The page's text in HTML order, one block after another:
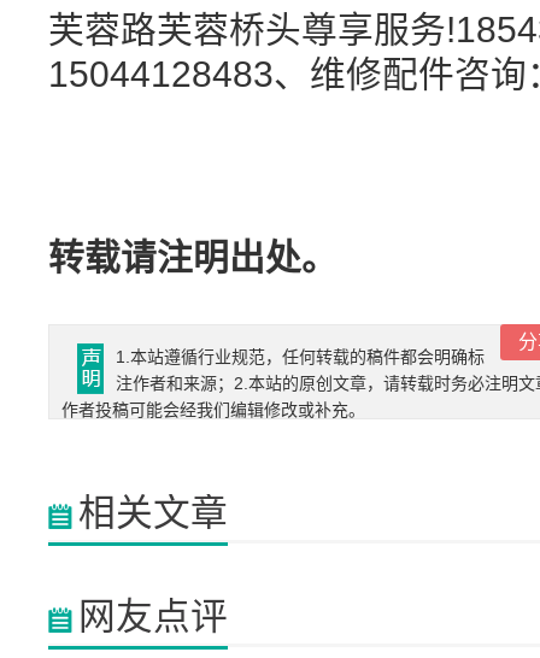
芙蓉路芙蓉桥头尊享服务
15044128483、维修配件咨
转载请注明出处。
1.本站遵循行业规范，任何转载的稿件都会明确标
注作者和来源；2.本站的原创文章，请转载时务必注明
作者投稿可能会经我们编辑修改或补充。
相关文章
网友点评